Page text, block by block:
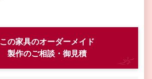
この家具のオーダーメイド
製作のご相談・御見積